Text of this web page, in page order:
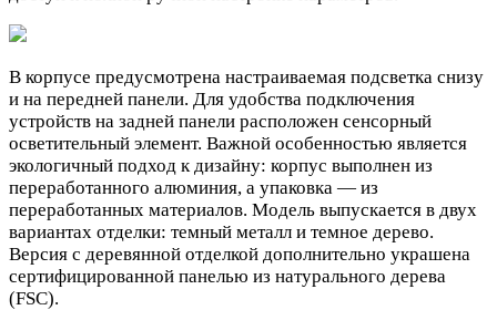
В корпусе предусмотрена настраиваемая подсветка снизу
и на передней панели. Для удобства подключения
устройств на задней панели расположен сенсорный
осветительный элемент. Важной особенностью является
экологичный подход к дизайну: корпус выполнен из
переработанного алюминия, а упаковка — из
переработанных материалов. Модель выпускается в двух
вариантах отделки: темный металл и темное дерево.
Версия с деревянной отделкой дополнительно украшена
сертифицированной панелью из натурального дерева
(FSC).